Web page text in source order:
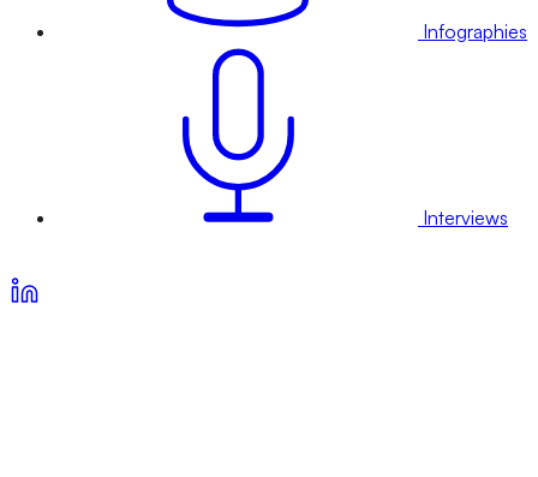
Infographies
Interviews